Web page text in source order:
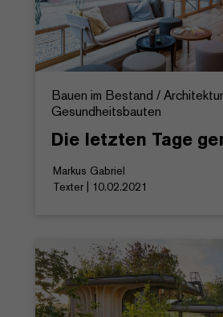
Bauen im Bestand /
Gesundheitsbauten
Die letzten Tage
Markus Gabriel
Texter | 10.02.2021